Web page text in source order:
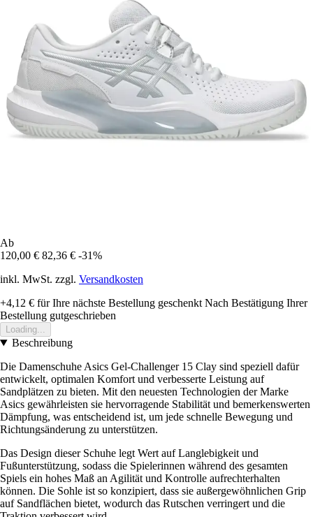
Ab
120,00 € 82,36 € -31%
inkl. MwSt. zzgl. Versandkosten
+4,12 € für Ihre nächste Bestellung geschenkt Nach Bestätigung Ihrer
Bestellung gutgeschrieben
Loading...
Beschreibung
Die Damenschuhe Asics Gel-Challenger 15 Clay sind speziell dafür
entwickelt, optimalen Komfort und verbesserte Leistung auf
Sandplätzen zu bieten. Mit den neuesten Technologien der Marke
Asics gewährleisten sie hervorragende Stabilität und bemerkenswerten
Dämpfung, was entscheidend ist, um jede schnelle Bewegung und
Richtungsänderung zu unterstützen.
Das Design dieser Schuhe legt Wert auf Langlebigkeit und
Fußunterstützung, sodass die Spielerinnen während des gesamten
Spiels ein hohes Maß an Agilität und Kontrolle aufrechterhalten
können. Die Sohle ist so konzipiert, dass sie außergewöhnlichen Grip
auf Sandflächen bietet, wodurch das Rutschen verringert und die